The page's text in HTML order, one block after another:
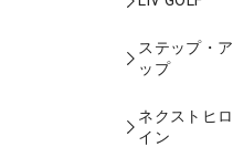
ステップ・ア
ップ
ネクストヒロ
イン